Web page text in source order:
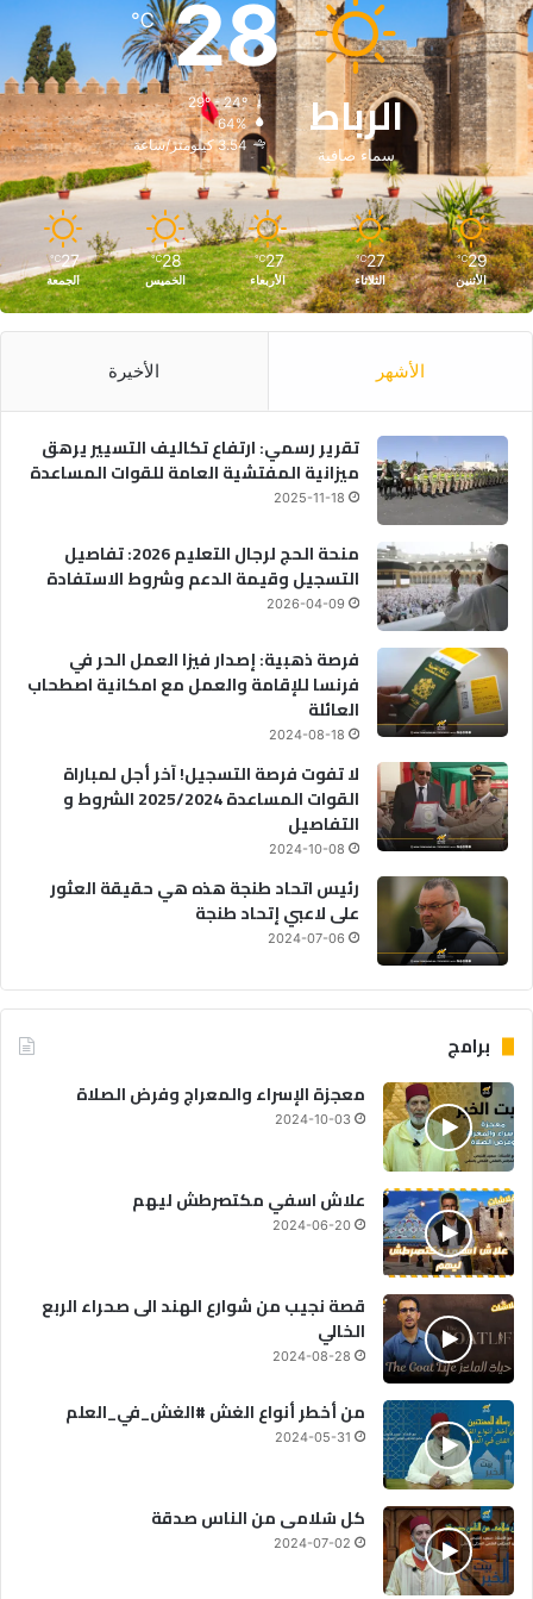
الرباط
سماء صافية
28
℃
29º - 24º
64%
3.54 كيلومتر/ساعة
29
℃
الأثنين
27
℃
الثلاثاء
27
℃
الأربعاء
28
℃
الخميس
27
℃
الجمعة
الأشهر الأخيرة
تقرير رسمي: ارتفاع تكاليف التسيير يرهق
ميزانية المفتشية العامة للقوات المساعدة
2025-11-18
منحة الحج لرجال التعليم 2026: تفاصيل
التسجيل وقيمة الدعم وشروط الاستفادة
2026-04-09
فرصة ذهبية: إصدار فيزا العمل الحر في
فرنسا للإقامة والعمل مع امكانية اصطحاب
العائلة
2024-08-18
لا تفوت فرصة التسجيل! آخر أجل لمباراة
القوات المساعدة 2025/2024 الشروط و
التفاصيل
2024-10-08
رئيس اتحاد طنجة هذه هي حقيقة العثور
على لاعبي إتحاد طنجة
2024-07-06
برامج
معجزة الإسراء والمعراج وفرض الصلاة
2024-10-03
علاش اسفي مكتصرطش ليهم
2024-06-20
قصة نجيب من شوارع الهند الى صحراء الربع
الخالي
2024-08-28
من أخطر أنواع الغش #الغش_في_العلم
2024-05-31
كل سُلامى من الناس صدقة
2024-07-02